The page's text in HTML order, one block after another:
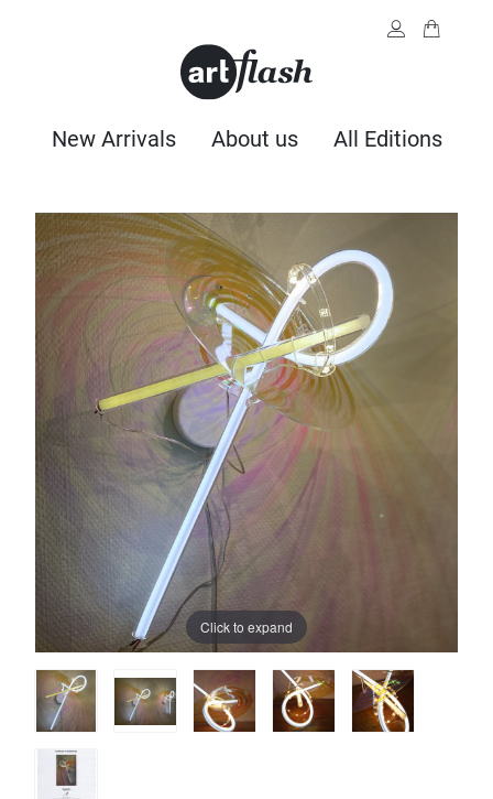
New Arrivals About us All Editions
Click to expand